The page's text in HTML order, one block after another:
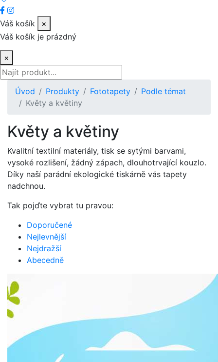
Váš košík
×
Váš košík je prázdný
×
Úvod Produkty Fototapety
Podle témat
Květy a květiny
Květy a květiny
Kvalitní textilní materiály, tisk se sytými barvami,
vysoké rozlišení, žádný zápach, dlouhotrvající kouzlo.
Díky naší parádní ekologické tiskárně vás tapety
nadchnou.
Tak pojďte vybrat tu pravou:
Doporučené
Nejlevnější
Nejdražší
Abecedně